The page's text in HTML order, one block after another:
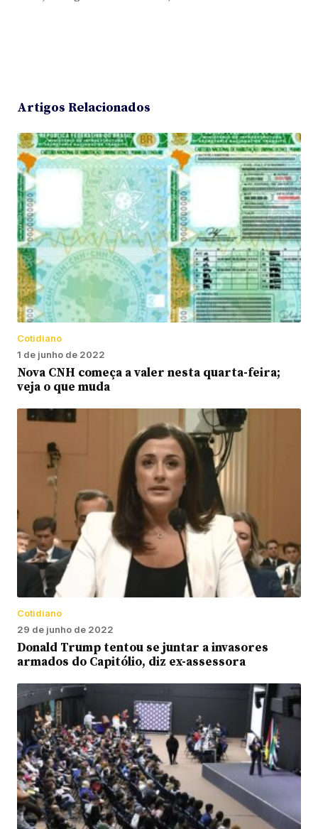
Artigos Relacionados
Cotidiano
1 de junho de 2022
Nova CNH começa a valer nesta quarta-feira;
veja o que muda
Cotidiano
29 de junho de 2022
Donald Trump tentou se juntar a invasores
armados do Capitólio, diz ex-assessora